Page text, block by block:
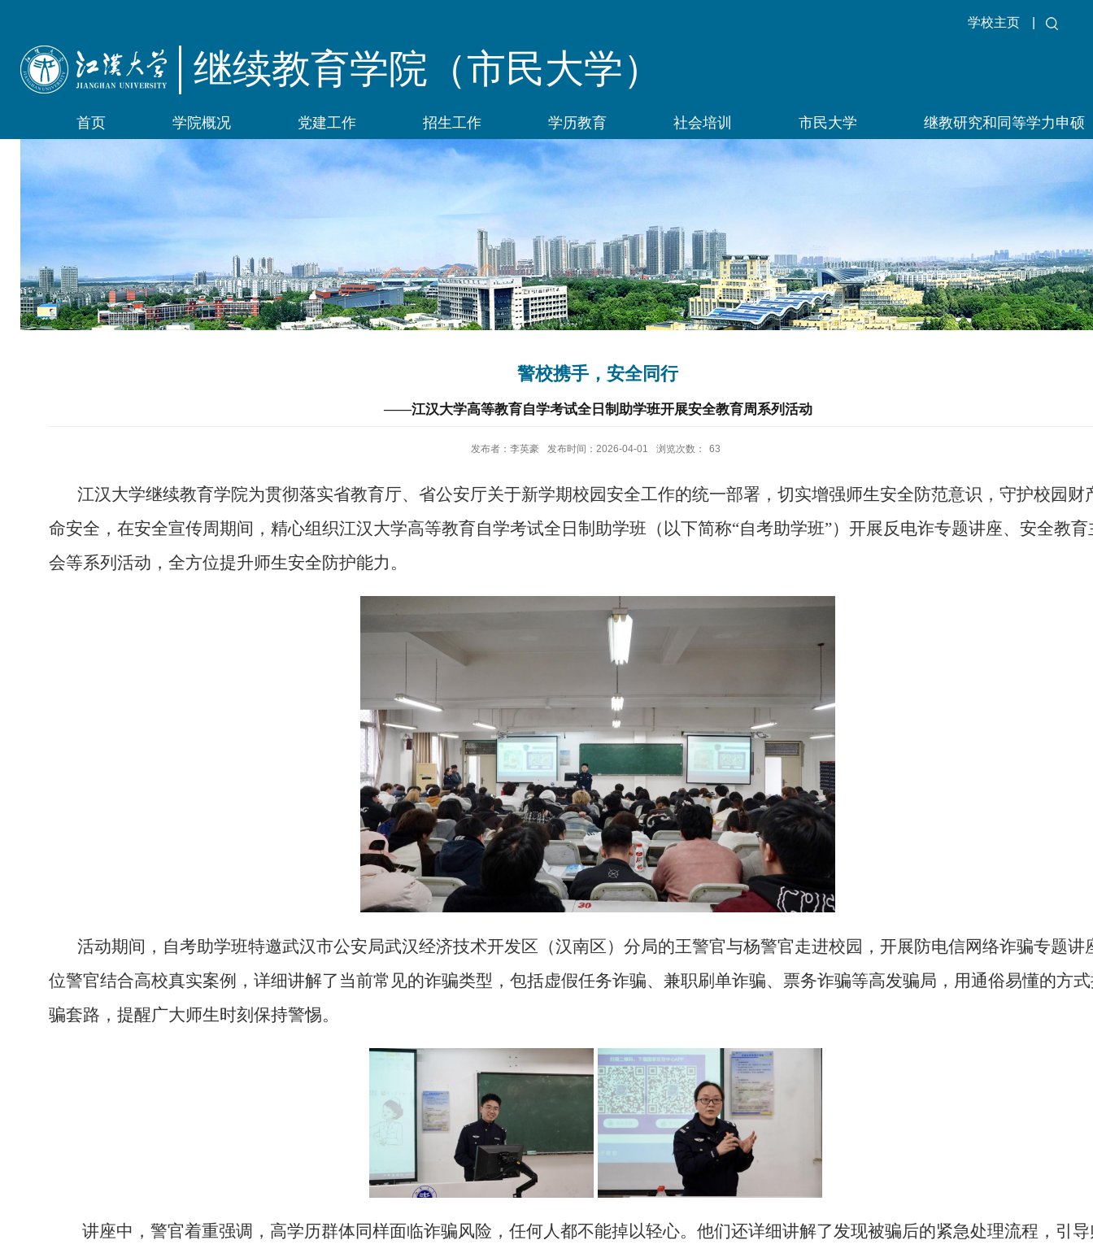
学校主页
继续教育学院（市民大学）
首页 学院概况 党建工作 招生工作 学历教育 社会培训 市民大学 继教研究和同等学力申硕
警校携手，安全同行
——江汉大学高等教育自学考试全日制助学班开展安全教育周系列活动
发布者：李英豪 发布时间：2026-04-01 浏览次数： 63
江汉大学继续教育学院为贯彻落实省教育厅、省公安厅关于新学期校园安全工作的统一部署，切实增强师生安全防范意识，守护校园财
命安全，在安全宣传周期间， 精心组织江汉大学高等教育自学考试全日制助学班（以下简称“自考助学班”） 开展反电诈专题讲座、安全教育
会等系列活动，全方位提升师生安全防护能力。
活动期间 ， 自考助学班特邀武汉市公安局武汉经济技术开发区（汉南区）分局的王警官与杨警官走进校园，开展防电信网络诈骗专题讲
位警官结合高校真实案例，详细讲解了当前常见的诈骗类型，包括虚假任务诈骗、兼职刷单诈骗、票务诈骗等高发骗局，用通俗易懂的方
骗套路，提醒广大师生时刻保持警惕。
讲座中，警官着重强调，高学历群体同样面临诈骗风险，任何人都不能掉以轻心。他们还详细讲解了发现被骗后的紧急处理流程，引